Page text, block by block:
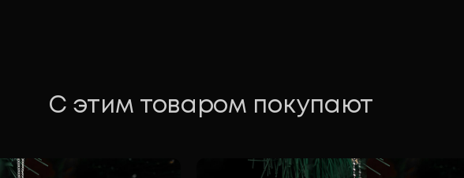
С этим товаром покупают